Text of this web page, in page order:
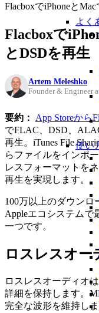
よく
使い
FlacboxでiPhoneと
Flacboxで
とDSDを再生
Artem Meleshko
Founder & Engineer
要約： App Storeから
でFLAC、DSD、
再生。iTunes File
らファイルをインポ
レスフォーマットを
再生を実現します。
100万以上のダウンロ
Appleエコシステムで
一つです。
ロスレスオー
ロスレスオーディオ
詳細を保持します。
完全な波形を維持し